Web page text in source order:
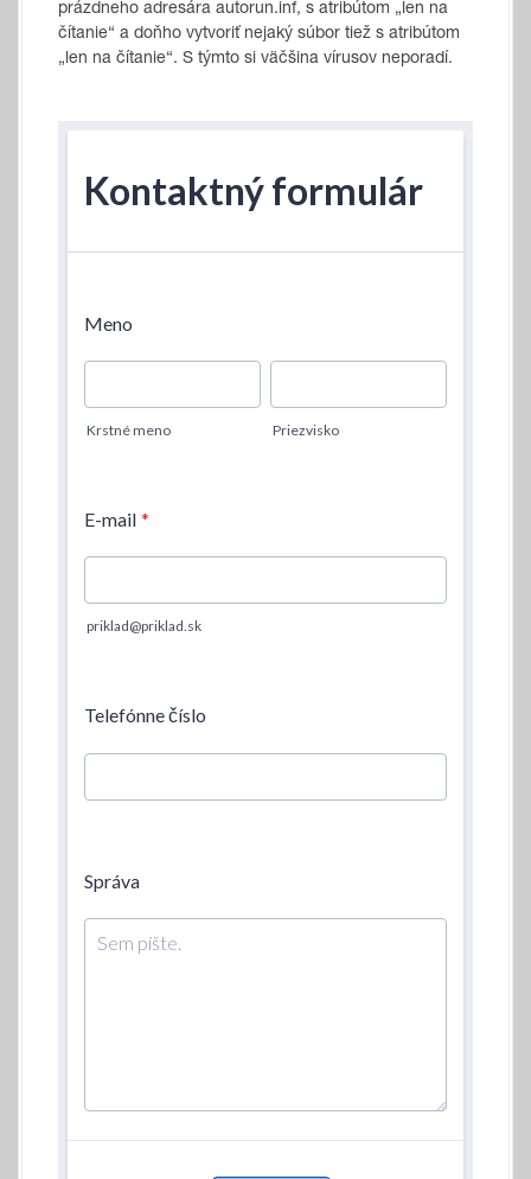
prázdneho adresára autorun.inf, s atribútom „len na
čítanie“ a doňho vytvoriť nejaký súbor tiež s atribútom
„len na čítanie“. S týmto si väčšina vírusov neporadí.